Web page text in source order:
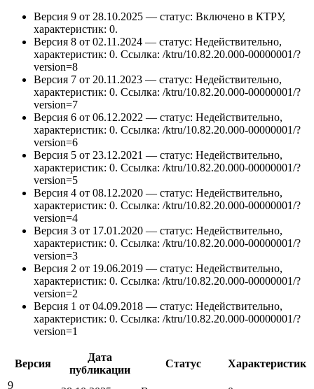
Версия 9 от 28.10.2025 — статус: Включено в КТРУ,
характеристик: 0.
Версия 8 от 02.11.2024 — статус: Недействительно,
характеристик: 0. Ссылка: /ktru/10.82.20.000-00000001/?
version=8
Версия 7 от 20.11.2023 — статус: Недействительно,
характеристик: 0. Ссылка: /ktru/10.82.20.000-00000001/?
version=7
Версия 6 от 06.12.2022 — статус: Недействительно,
характеристик: 0. Ссылка: /ktru/10.82.20.000-00000001/?
version=6
Версия 5 от 23.12.2021 — статус: Недействительно,
характеристик: 0. Ссылка: /ktru/10.82.20.000-00000001/?
version=5
Версия 4 от 08.12.2020 — статус: Недействительно,
характеристик: 0. Ссылка: /ktru/10.82.20.000-00000001/?
version=4
Версия 3 от 17.01.2020 — статус: Недействительно,
характеристик: 0. Ссылка: /ktru/10.82.20.000-00000001/?
version=3
Версия 2 от 19.06.2019 — статус: Недействительно,
характеристик: 0. Ссылка: /ktru/10.82.20.000-00000001/?
version=2
Версия 1 от 04.09.2018 — статус: Недействительно,
характеристик: 0. Ссылка: /ktru/10.82.20.000-00000001/?
version=1
Версия
Дата
публикации
Статус
Характеристик
9